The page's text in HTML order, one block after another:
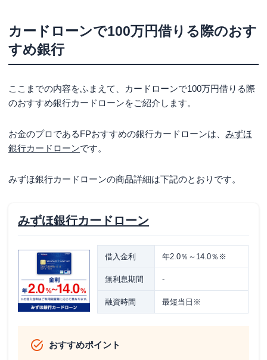
カードローンで100万円借りる際のおす
すめ銀行
ここまでの内容をふまえて、カードローンで100万円借りる際
のおすすめ銀行カードローンをご紹介します。
お金のプロであるFPおすすめの銀行カードローンは、 みずほ
銀行カードローンです。
みずほ銀行カードローンの商品詳細は下記のとおりです。
みずほ銀行カードローン
借入金利 年2.0％～14.0％※
無利息期間 -
融資時間 最短当日※
おすすめポイント